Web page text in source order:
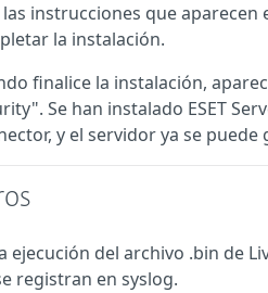
las instrucciones que
la instalación.
finalice la instalación,
Se han instalado ESET
y el servidor ya se puede
ejecución del archivo .bin de
registran en syslog.